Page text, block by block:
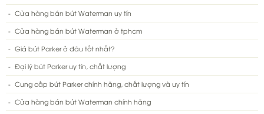
Cửa hàng bán bút Waterman uy tín
Cửa hàng bán bút Waterman ở tphcm
Giá bút Parker ở đâu tốt nhất?
Đại lý bút Parker uy tín, chất lượng
Cung cấp bút Parker chính hãng, chất lượng và uy tín
Cửa hàng bán bút Waterman chính hãng